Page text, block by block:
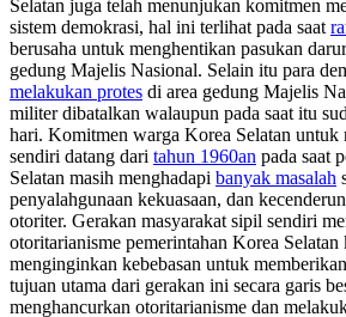
Selatan juga telah menunjukan komitmen
sistem demokrasi, hal ini terlihat pada saat
berusaha untuk menghentikan pasukan
gedung Majelis Nasional. Selain itu para
melakukan protes di area gedung Majelis
militer dibatalkan walaupun pada saat itu
hari. Komitmen warga Korea Selatan untuk
sendiri datang dari tahun 1960an pada saat
Selatan masih menghadapi banyak masalah
penyalahgunaan kekuasaan, dan
otoriter. Gerakan masyarakat sipil sendiri
otoritarianisme pemerintahan Korea Selatan
menginginkan kebebasan untuk
tujuan utama dari gerakan ini secara garis
menghancurkan otoritarianisme dan